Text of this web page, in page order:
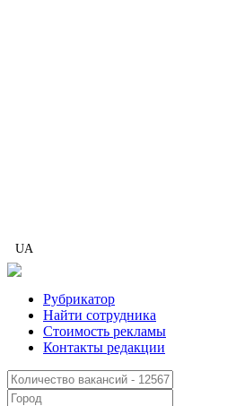
UA
Рубрикатор
Найти сотрудника
Стоимость рекламы
Контакты редакции